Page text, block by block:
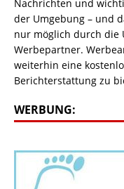
Nachrichten und
der Umgebung – und
nur möglich durch die
Werbepartner.
weiterhin eine
Berichterstattung zu
WERBUNG: